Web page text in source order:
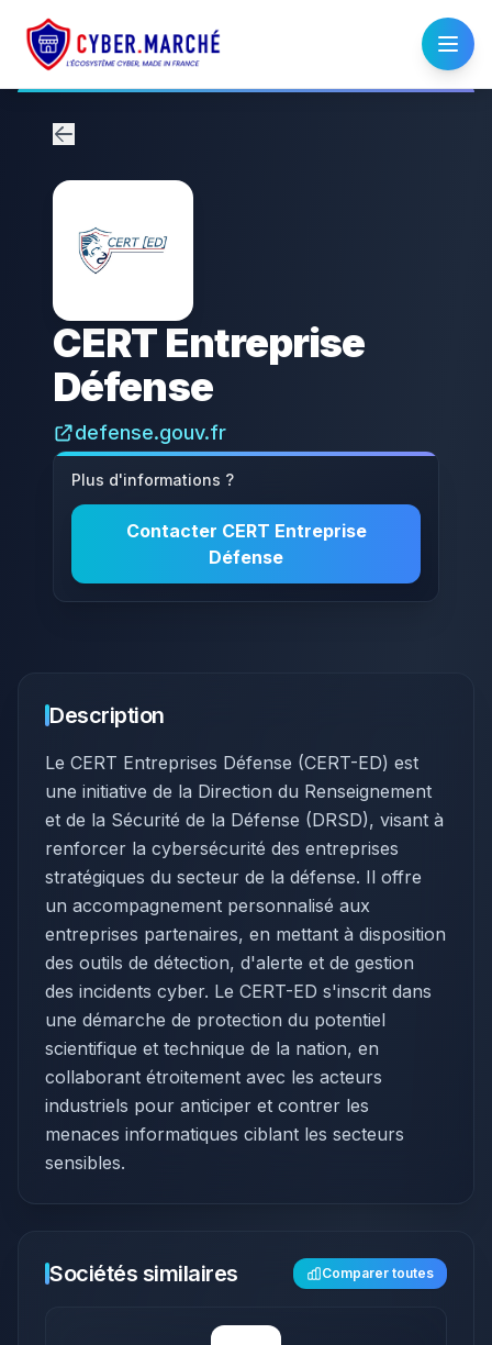
CERT Entreprise
Défense
defense.gouv.fr
Plus d'informations ?
Contacter CERT Entreprise
Défense
Description
Le CERT Entreprises Défense (CERT-ED) est
une initiative de la Direction du Renseignement
et de la Sécurité de la Défense (DRSD), visant à
renforcer la cybersécurité des entreprises
stratégiques du secteur de la défense. Il offre
un accompagnement personnalisé aux
entreprises partenaires, en mettant à disposition
des outils de détection, d'alerte et de gestion
des incidents cyber. Le CERT-ED s'inscrit dans
une démarche de protection du potentiel
scientifique et technique de la nation, en
collaborant étroitement avec les acteurs
industriels pour anticiper et contrer les
menaces informatiques ciblant les secteurs
sensibles.
Sociétés similaires Comparer toutes